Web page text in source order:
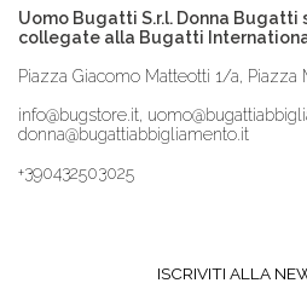
Uomo Bugatti S.r.l. Donna Bugatti
collegate alla Bugatti
Piazza Giacomo Matteotti 1/a,
info@bugstore.it,
donna@bugattiabbigliamento.it
+390432503025
ISCRIVITI ALLA